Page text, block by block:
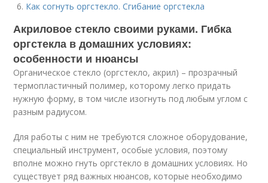
Как согнуть оргстекло. Сгибание оргстекла
Акриловое стекло своими руками. Гибка
оргстекла в домашних условиях:
особенности и нюансы
Органическое стекло (оргстекло, акрил) – прозрачный
термопластичный полимер, которому легко придать
нужную форму, в том числе изогнуть под любым углом с
разным радиусом.
Для работы с ним не требуются сложное оборудование,
специальный инструмент, особые условия, поэтому
вполне можно гнуть оргстекло в домашних условиях. Но
существует ряд важных нюансов, которые необходимо